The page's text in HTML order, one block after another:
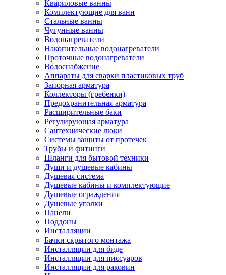
Квариловые ванны
Комплектующие для ванн
Стальные ванны
Чугунные ванны
Водонагреватели
Накопительные водонагреватели
Проточные водонагреватели
Водоснабжение
Аппараты для сварки пластиковых труб
Запорная арматура
Коллекторы (гребенки)
Предохранительная арматура
Расширительные баки
Регулирующая арматура
Сантехнические люки
Системы защиты от протечек
Трубы и фитинги
Шланги для бытовой техники
Души и душевые кабины
Душевая система
Душевые кабины и комплектующие
Душевые ограждения
Душевые уголки
Панели
Поддоны
Инсталляции
Бачки скрытого монтажа
Инсталляции для биде
Инсталляции для писсуаров
Инсталляции для раковин